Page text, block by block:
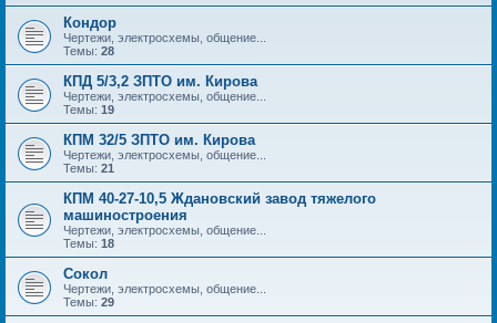
Кондор
Чертежи, электросхемы, общение...
Темы: 28
КПД 5/3,2 ЗПТО им. Кирова
Чертежи, электросхемы, общение...
Темы: 19
КПМ 32/5 ЗПТО им. Кирова
Чертежи, электросхемы, общение...
Темы: 21
КПМ 40-27-10,5 Ждановский завод тяжелого
машиностроения
Чертежи, электросхемы, общение...
Темы: 18
Сокол
Чертежи, электросхемы, общение...
Темы: 29